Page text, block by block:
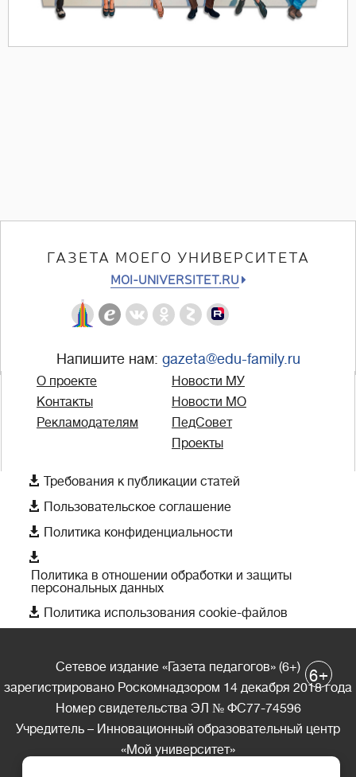
ГАЗЕТА МОЕГО УНИВЕРСИТЕТА
MOI-UNIVERSITET.RU
Напишите нам: gazeta@edu-family.ru
О проекте
Контакты
Рекламодателям
Новости МУ
Новости МО
ПедСовет
Проекты
 Требования к публикации статей
 Пользовательское соглашение
 Политика конфиденциальности

Политика в отношении обработки и защиты
персональных данных
 Политика использования cookie-файлов
Сетевое издание «Газета педагогов» (6+)
зарегистрировано Роскомнадзором 14 декабря 2018 года
Номер свидетельства ЭЛ № ФС77-74596
Учредитель – Инновационный образовательный центр
«Мой университет»
6+